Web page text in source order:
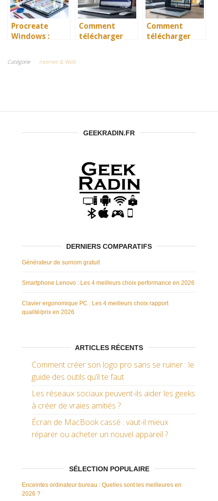
Procreate
Windows :
Logiciel pour
Comment
télécharger
Comment
télécharger
Catégorie Internet & Web
GEEKRADIN.FR
DERNIERS COMPARATIFS
Générateur de surnom gratuit
Smartphone Lenovo : Les 4 meilleurs choix performance en 2026
Clavier ergonomique PC : Les 4 meilleurs choix rapport
qualité/prix en 2026
ARTICLES RÉCENTS
Comment créer son logo pro sans se ruiner : le
guide des outils qu’il te faut
Les réseaux sociaux peuvent-ils aider les geeks
à créer de vraies amitiés ?
Écran de MacBook cassé : vaut-il mieux
réparer ou acheter un nouvel appareil ?
SÉLECTION POPULAIRE
Enceintes ordinateur bureau : Quelles sont les meilleures en
2026 ?